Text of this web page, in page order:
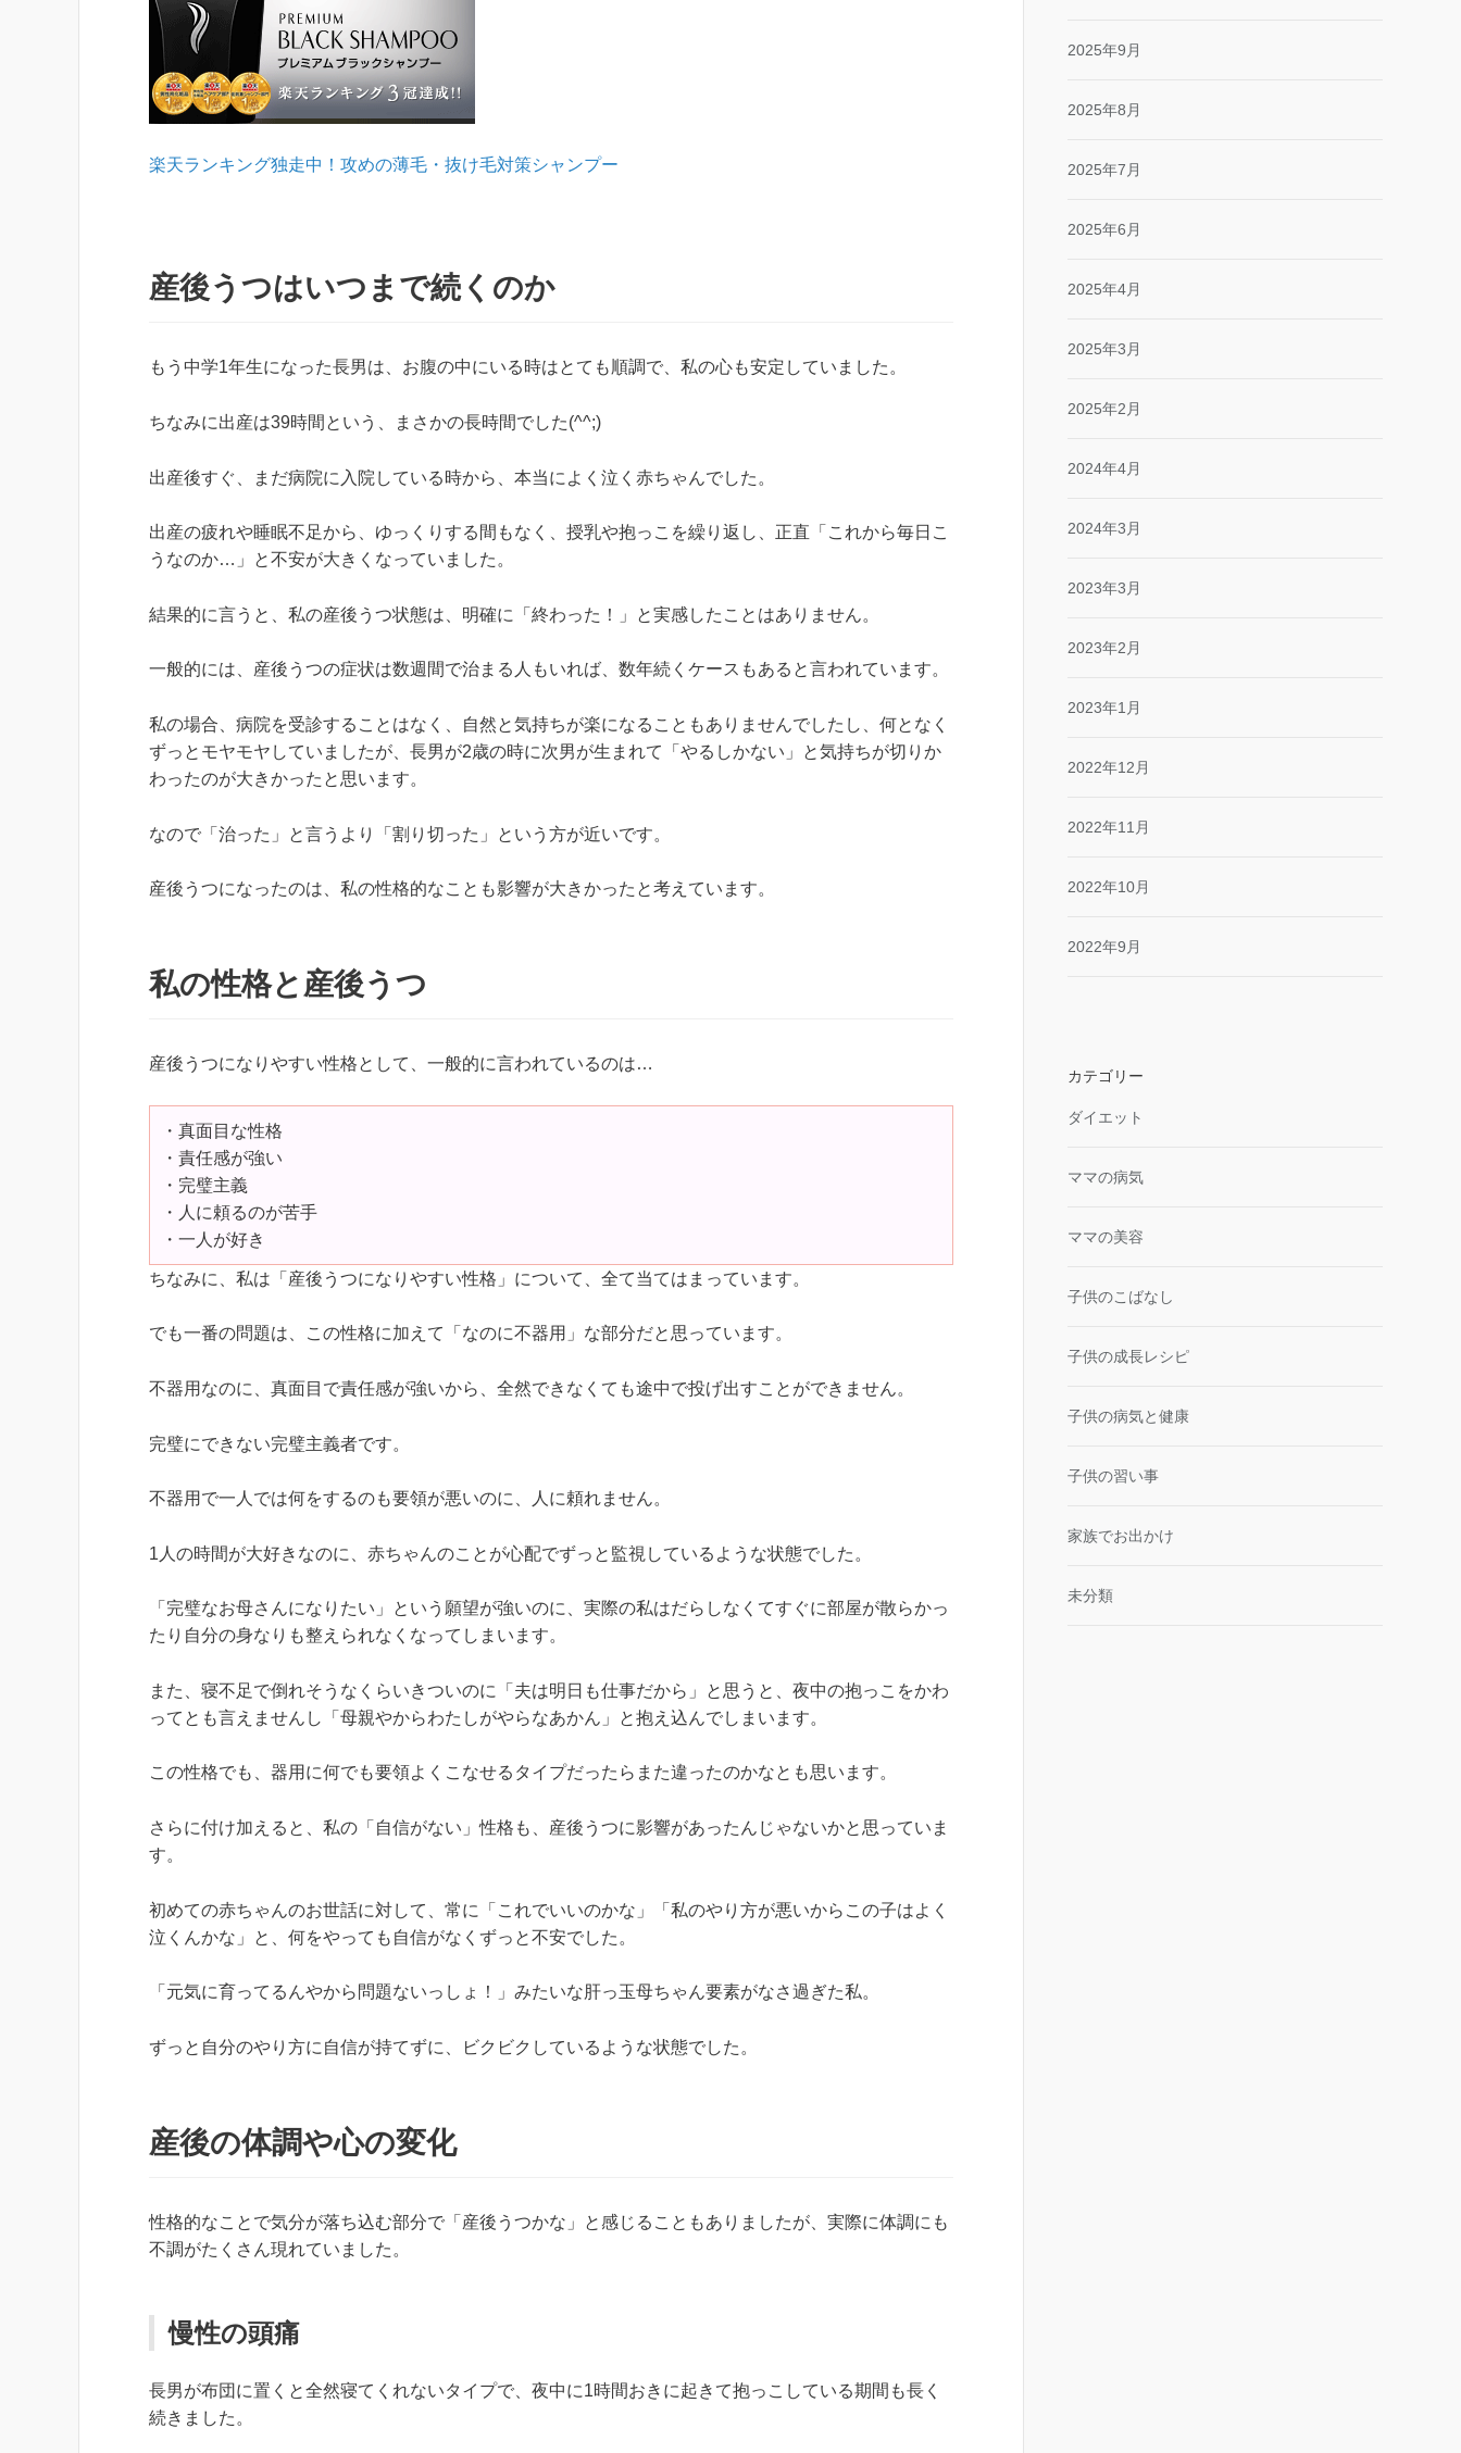
楽天ランキング独走中！攻めの薄毛・抜け毛対策シャンプー
産後うつはいつまで続くのか
もう中学1年生になった長男は、お腹の中にいる時はとても順調で、私の心も安定していました。
ちなみに出産は39時間という、まさかの長時間でした(^^;)
出産後すぐ、まだ病院に入院している時から、本当によく泣く赤ちゃんでした。
出産の疲れや睡眠不足から、ゆっくりする間もなく、授乳や抱っこを繰り返し、正直「これから毎日こ
うなのか…」と不安が大きくなっていました。
結果的に言うと、私の産後うつ状態は、明確に「終わった！」と実感したことはありません。
一般的には、産後うつの症状は数週間で治まる人もいれば、数年続くケースもあると言われています。
私の場合、病院を受診することはなく、自然と気持ちが楽になることもありませんでしたし、何となく
ずっとモヤモヤしていましたが、長男が2歳の時に次男が生まれて「やるしかない」と気持ちが切りか
わったのが大きかったと思います。
なので「治った」と言うより「割り切った」という方が近いです。
産後うつになったのは、私の性格的なことも影響が大きかったと考えています。
私の性格と産後うつ
産後うつになりやすい性格として、一般的に言われているのは…
・真面目な性格
・責任感が強い
・完璧主義
・人に頼るのが苦手
・一人が好き
ちなみに、私は「産後うつになりやすい性格」について、全て当てはまっています。
でも一番の問題は、この性格に加えて「なのに不器用」な部分だと思っています。
不器用なのに、真面目で責任感が強いから、全然できなくても途中で投げ出すことができません。
完璧にできない完璧主義者です。
不器用で一人では何をするのも要領が悪いのに、人に頼れません。
1人の時間が大好きなのに、赤ちゃんのことが心配でずっと監視しているような状態でした。
「完璧なお母さんになりたい」という願望が強いのに、実際の私はだらしなくてすぐに部屋が散らかっ
たり自分の身なりも整えられなくなってしまいます。
また、寝不足で倒れそうなくらいきついのに「夫は明日も仕事だから」と思うと、夜中の抱っこをかわ
ってとも言えませんし「母親やからわたしがやらなあかん」と抱え込んでしまいます。
この性格でも、器用に何でも要領よくこなせるタイプだったらまた違ったのかなとも思います。
さらに付け加えると、私の「自信がない」性格も、産後うつに影響があったんじゃないかと思っていま
す。
初めての赤ちゃんのお世話に対して、常に「これでいいのかな」「私のやり方が悪いからこの子はよく
泣くんかな」と、何をやっても自信がなくずっと不安でした。
「元気に育ってるんやから問題ないっしょ！」みたいな肝っ玉母ちゃん要素がなさ過ぎた私。
ずっと自分のやり方に自信が持てずに、ビクビクしているような状態でした。
産後の体調や心の変化
性格的なことで気分が落ち込む部分で「産後うつかな」と感じることもありましたが、実際に体調にも
不調がたくさん現れていました。
慢性の頭痛
長男が布団に置くと全然寝てくれないタイプで、夜中に1時間おきに起きて抱っこしている期間も長く
続きました。
2025年9月
2025年8月
2025年7月
2025年6月
2025年4月
2025年3月
2025年2月
2024年4月
2024年3月
2023年3月
2023年2月
2023年1月
2022年12月
2022年11月
2022年10月
2022年9月
カテゴリー
ダイエット
ママの病気
ママの美容
子供のこばなし
子供の成長レシピ
子供の病気と健康
子供の習い事
家族でお出かけ
未分類